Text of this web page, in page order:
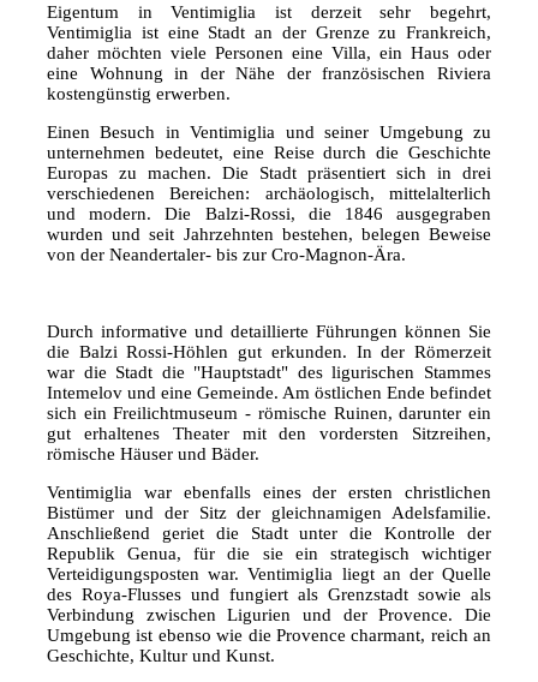
Eigentum in Ventimiglia ist derzeit sehr begehrt,
Ventimiglia ist eine Stadt an der Grenze zu Frankreich,
daher möchten viele Personen eine Villa, ein Haus oder
eine Wohnung in der Nähe der französischen Riviera
kostengünstig erwerben.
Einen Besuch in Ventimiglia und seiner Umgebung zu
unternehmen bedeutet, eine Reise durch die Geschichte
Europas zu machen. Die Stadt präsentiert sich in drei
verschiedenen Bereichen: archäologisch, mittelalterlich
und modern. Die Balzi-Rossi, die 1846 ausgegraben
wurden und seit Jahrzehnten bestehen, belegen Beweise
von der Neandertaler- bis zur Cro-Magnon-Ära.
Durch informative und detaillierte Führungen können Sie
die Balzi Rossi-Höhlen gut erkunden. In der Römerzeit
war die Stadt die "Hauptstadt" des ligurischen Stammes
Intemelov und eine Gemeinde. Am östlichen Ende befindet
sich ein Freilichtmuseum - römische Ruinen, darunter ein
gut erhaltenes Theater mit den vordersten Sitzreihen,
römische Häuser und Bäder.
Ventimiglia war ebenfalls eines der ersten christlichen
Bistümer und der Sitz der gleichnamigen Adelsfamilie.
Anschließend geriet die Stadt unter die Kontrolle der
Republik Genua, für die sie ein strategisch wichtiger
Verteidigungsposten war. Ventimiglia liegt an der Quelle
des Roya-Flusses und fungiert als Grenzstadt sowie als
Verbindung zwischen Ligurien und der Provence. Die
Umgebung ist ebenso wie die Provence charmant, reich an
Geschichte, Kultur und Kunst.